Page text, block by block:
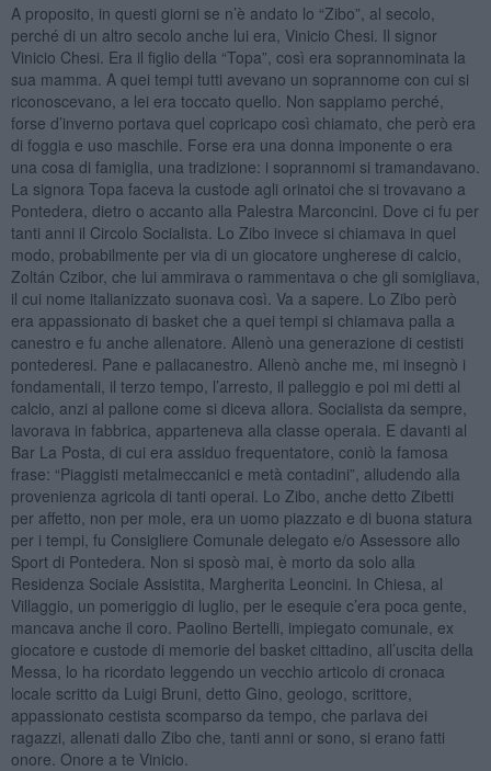
A proposito, in questi giorni se n’è andato lo “Zibo”, al secolo,
perché di un altro secolo anche lui era, Vinicio Chesi. Il signor
Vinicio Chesi. Era il figlio della “Topa”, così era soprannominata la
sua mamma. A quei tempi tutti avevano un soprannome con cui si
riconoscevano, a lei era toccato quello. Non sappiamo perché,
forse d’inverno portava quel copricapo così chiamato, che però era
di foggia e uso maschile. Forse era una donna imponente o era
una cosa di famiglia, una tradizione: i soprannomi si tramandavano.
La signora Topa faceva la custode agli orinatoi che si trovavano a
Pontedera, dietro o accanto alla Palestra Marconcini. Dove ci fu per
tanti anni il Circolo Socialista. Lo Zibo invece si chiamava in quel
modo, probabilmente per via di un giocatore ungherese di calcio,
Zoltán Czibor, che lui ammirava o rammentava o che gli somigliava,
il cui nome italianizzato suonava così. Va a sapere. Lo Zibo però
era appassionato di basket che a quei tempi si chiamava palla a
canestro e fu anche allenatore. Allenò una generazione di cestisti
pontederesi. Pane e pallacanestro. Allenò anche me, mi insegnò i
fondamentali, il terzo tempo, l’arresto, il palleggio e poi mi detti al
calcio, anzi al pallone come si diceva allora. Socialista da sempre,
lavorava in fabbrica, apparteneva alla classe operaia. E davanti al
Bar La Posta, di cui era assiduo frequentatore, coniò la famosa
frase: “Piaggisti metalmeccanici e metà contadini”, alludendo alla
provenienza agricola di tanti operai. Lo Zibo, anche detto Zibetti
per affetto, non per mole, era un uomo piazzato e di buona statura
per i tempi, fu Consigliere Comunale delegato e/o Assessore allo
Sport di Pontedera. Non si sposò mai, è morto da solo alla
Residenza Sociale Assistita, Margherita Leoncini. In Chiesa, al
Villaggio, un pomeriggio di luglio, per le esequie c’era poca gente,
mancava anche il coro. Paolino Bertelli, impiegato comunale, ex
giocatore e custode di memorie del basket cittadino, all’uscita della
Messa, lo ha ricordato leggendo un vecchio articolo di cronaca
locale scritto da Luigi Bruni, detto Gino, geologo, scrittore,
appassionato cestista scomparso da tempo, che parlava dei
ragazzi, allenati dallo Zibo che, tanti anni or sono, si erano fatti
onore. Onore a te Vinicio.